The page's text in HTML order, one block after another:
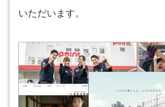
いただいます。